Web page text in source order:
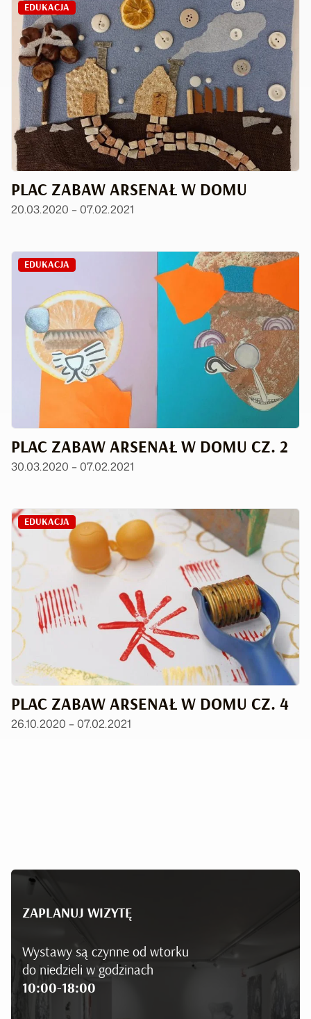
EDUKACJA
PLAC ZABAW ARSENAŁ W DOMU
20.03.2020 – 07.02.2021
EDUKACJA
PLAC ZABAW ARSENAŁ W DOMU CZ. 2
30.03.2020 – 07.02.2021
EDUKACJA
PLAC ZABAW ARSENAŁ W DOMU CZ. 4
26.10.2020 – 07.02.2021
ZAPLANUJ WIZYTĘ
Wystawy są czynne od wtorku
do niedzieli w godzinach
10:00-18:00